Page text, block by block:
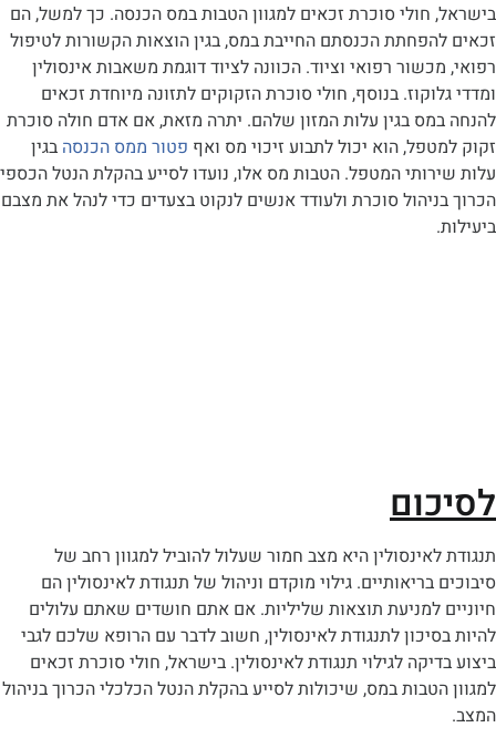
חולי סוכרת זכאים למגוון הטבות במס הכנסה. כך למשל, הם
הכנסתם החייבת במס, בגין הוצאות הקשורות לטיפול
רפואי וציוד. הכוונה לציוד דוגמת משאבות אינסולין
בנוסף, חולי סוכרת הזקוקים לתזונה מיוחדת זכאים
בגין עלות המזון שלהם. יתרה מזאת, אם אדם חולה סוכרת
הוא יכול לתבוע זיכוי מס ואף פטור ממס הכנסהבגין
המטפל. הטבות מס אלו, נועדו לסייע בהקלת הנטל הכספי
סוכרת ולעודד אנשים לנקוט בצעדים כדי לנהל את מצבם
היא מצב חמור שעלול להוביל למגוון רחב של
גילוי מוקדם וניהול של תנגודת לאינסולין הם
למניעת תוצאות שליליות. אם אתם חושדים שאתם עלולים
לתנגודת לאינסולין, חשוב לדבר עם הרופא שלכם לגבי
לגילוי תנגודת לאינסולין. בישראל, חולי סוכרת זכאים
במס, שיכולות לסייע בהקלת הנטל הכלכלי הכרוך בניהול